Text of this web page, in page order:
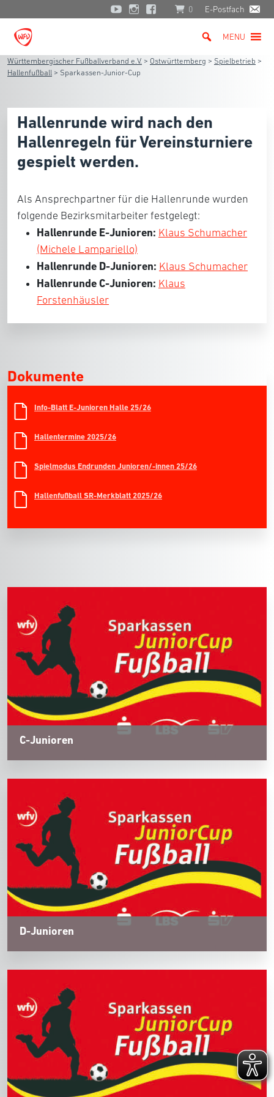
0 E-Postfach
MENU
Württembergischer Fußballverband e.V. > Ostwürttemberg > Spielbetrieb >
Hallenfußball > Sparkassen-Junior-Cup
Hallenrunde wird nach den
Hallenregeln für Vereinsturniere
gespielt werden.
Als Ansprechpartner für die Hallenrunde wurden
folgende Bezirksmitarbeiter festgelegt:
Hallenrunde E-Junioren: Klaus Schumacher
(Michele Lampariello)
Hallenrunde D-Junioren: Klaus Schumacher
Hallenrunde C-Junioren: Klaus
Forstenhäusler
Dokumente
Info-Blatt E-Junioren Halle 25/26
Hallentermine 2025/26
Spielmodus Endrunden Junioren/-innen 25/26
Hallenfußball SR-Merkblatt 2025/26
C-Junioren
D-Junioren